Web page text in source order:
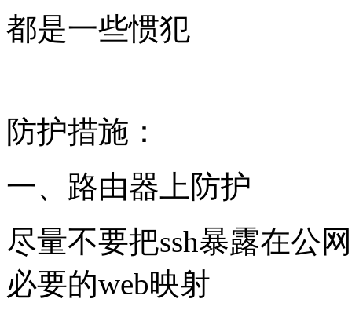
都是一些惯犯
防护措施：
一、路由器上防护
尽量不要把ssh暴露在公
必要的web映射